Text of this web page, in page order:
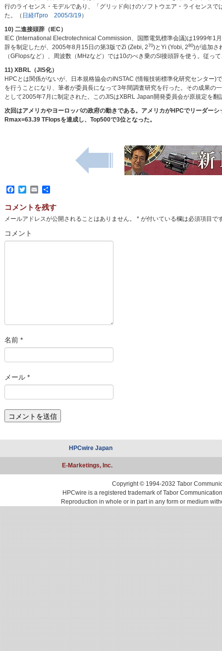
行のライセンス・モデルであり、「グリッド向けのソフトウエア・ライセンス
た。（ 日経ITpro 2005/3/19 ）
10) 二進接頭辞（IEC）
IEC (International Electrotechnical Commission、国際電気標準会議)は1999年
辞を制定したが、2005年8月15日の第3版でZi (Zebi, 270)とYi (Yobi, 280)が追加さ
（GFlopsなど）、周波数（MHzなど）では10のべき乗のSI接頭辞を使う。従っ
11) XBRL（JIS化）
HPCとは関係がないが、日本規格協会のINSTAC (情報技術標準化研究センタ
を行うことになり、筆者が委員長になって3年間調査研究を行った。その成果
として2005年7月に制定された。このJISはXBRL Japan開発委員会が原規定を
次回はアメリカやヨーロッパの政府の動きである。アメリカがHPCでリーダー
Rmax=63.39 TFlopsを達成し、Top500で3位となった。
Facebook
TwitterEmail
共
コメントを残す
メールアドレスが公開されることはありません。 *が付いている欄は必須項目で
コメント
名前 *
メール *
HPCwire Japan
E-Marketings, Inc.
Copyright © 1994-2032 Tabor
HPCwire is a registered trademark of Tabor
Reproduction in whole or in part in any form or medium